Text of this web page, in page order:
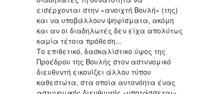
εισέρχονται στην «ανοιχτή Βουλή» (της)
και να υποβάλλουν ψηφίσματα, ακόμη
και αν οι διαδηλωτές δεν είχα απολύτως
καμία τέτοια πρόθεση...
Το επιθετικό, δασκαλίστικο ύφος της
Προέδρου της Βουλής στον αστυνομικό
διευθυντή εικονίζει άλλου τύπου
καθεστώτα, στα οποία αυτονόητα ένας